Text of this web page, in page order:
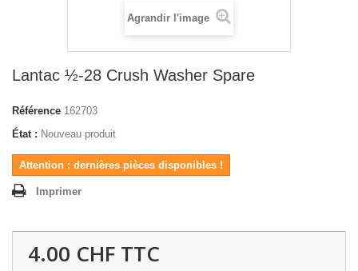
Agrandir l'image
Lantac ½-28 Crush Washer Spare
Référence 162703
État : Nouveau produit
Attention : dernières pièces disponibles !
Imprimer
4.00 CHF TTC